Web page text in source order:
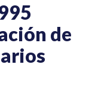
de